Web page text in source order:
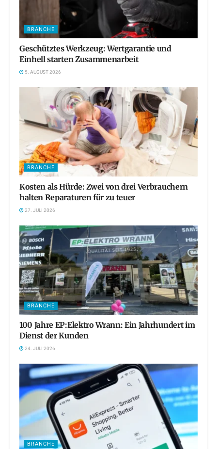
BRANCHE
Geschütztes Werkzeug: Wertgarantie und
Einhell starten Zusammenarbeit
5. AUGUST 2026
BRANCHE
Kosten als Hürde: Zwei von drei Verbrauchern
halten Reparaturen für zu teuer
27. JULI 2026
BRANCHE
100 Jahre EP:Elektro Wrann: Ein Jahrhundert im
Dienst der Kunden
24. JULI 2026
BRANCHE